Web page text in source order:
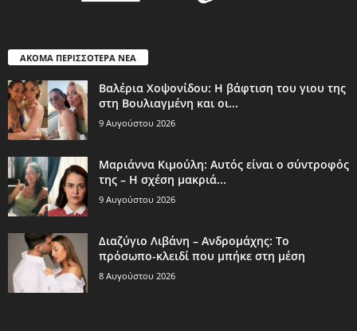
ΑΚΟΜΑ ΠΕΡΙΣΣΟΤΕΡΑ ΝΕΑ
Βαλέρια Χοψονίδου: Η βάφτιση του γιου της
στη Βουλιαγμένη και οι...
9 Αυγούστου 2026
Μαριάννα Κιμούλη: Αυτός είναι ο σύντροφός
της – Η σχέση μακριά...
9 Αυγούστου 2026
Διαζύγιο Λιβάνη – Ανδρομάχης: Το
πρόσωπο-κλειδί που μπήκε στη μέση
8 Αυγούστου 2026